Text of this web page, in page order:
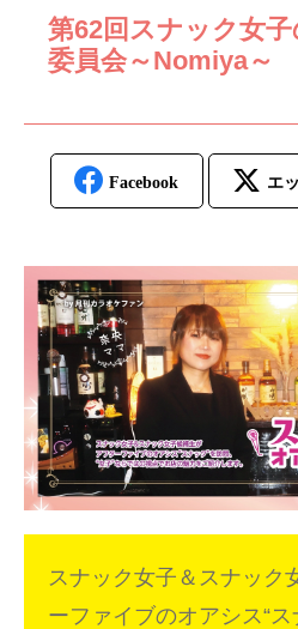
第62回スナック女
委員会～Nomiya～
スナック女子＆スナック
ーファイブのオアシス“ス